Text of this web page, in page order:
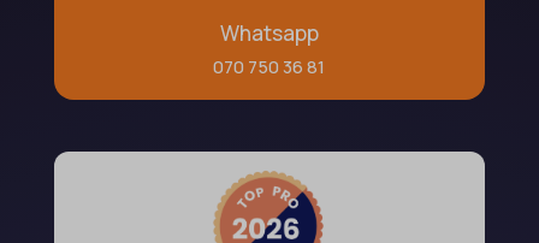
Whatsapp
070 750 36 81